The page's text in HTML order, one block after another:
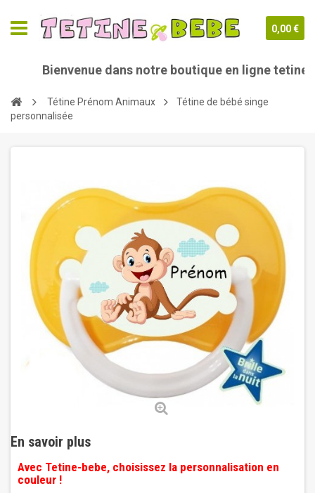
0,00 €
Bienvenue dans notre boutique en ligne tetine-
Tétine Prénom Animaux
Tétine de bébé singe
personnalisée
En savoir plus
Avec Tetine-bebe, choisissez la personnalisation en
couleur !